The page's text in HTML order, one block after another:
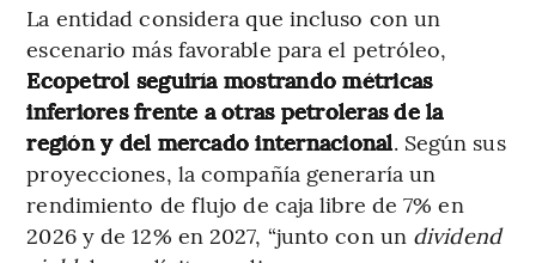
La entidad considera que incluso con un
escenario más favorable para el petróleo,
Ecopetrol seguiría mostrando métricas
inferiores frente a otras petroleras de la
región y del mercado internacional. Según sus
proyecciones, la compañía generaría un
rendimiento de flujo de caja libre de 7% en
2026 y de 12% en 2027, “junto con un dividend